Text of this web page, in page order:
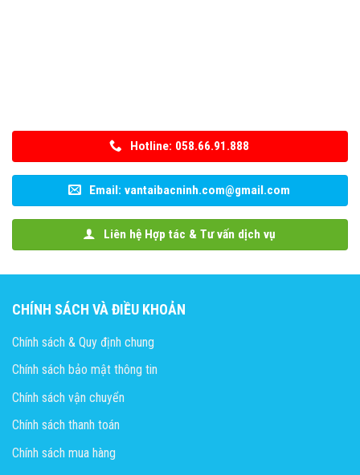
Hotline: 058.66.91.888
Email: vantaibacninh.com@gmail.com
Liên hệ Hợp tác & Tư vấn dịch vụ
CHÍNH SÁCH VÀ ĐIỀU KHOẢN
Chính sách & Quy định chung
Chính sách bảo mật thông tin
Chính sách vận chuyển
Chính sách thanh toán
Chính sách mua hàng